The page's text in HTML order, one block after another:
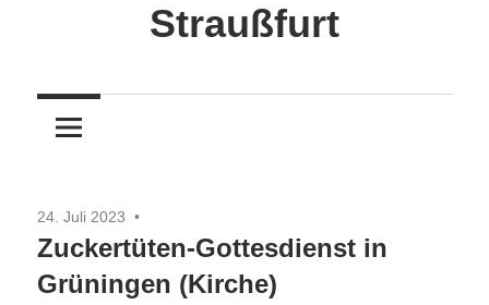
Straußfurt
24. Juli 2023
Zuckertüten-Gottesdienst in
Grüningen (Kirche)